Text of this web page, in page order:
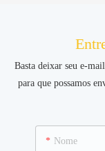
Basta deixar seu e-
para que possamos
Nome